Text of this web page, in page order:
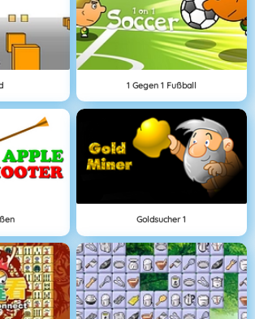
1 Gegen 1 Fußball
Goldsucher 1